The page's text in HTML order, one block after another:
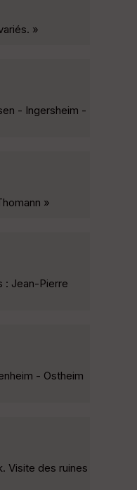
»
- Ingersheim -
»
: Jean-Pierre
- Ostheim
Visite des ruines